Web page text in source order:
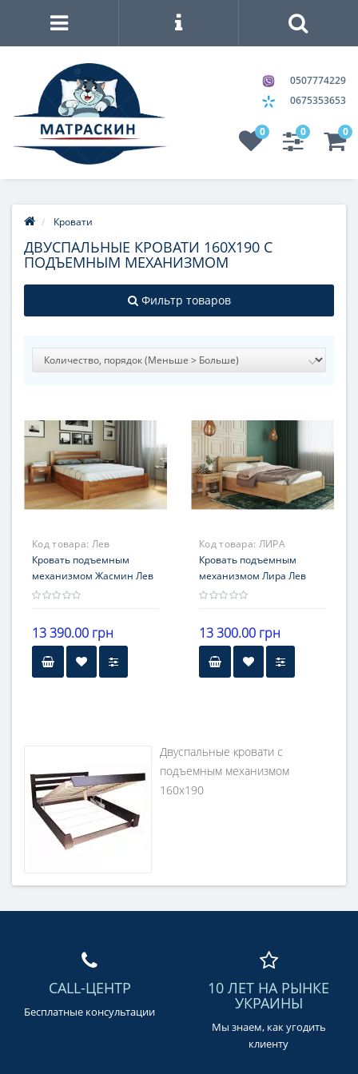
0507774229
0675353653
0 0 0
Кровати
ДВУСПАЛЬНЫЕ КРОВАТИ 160Х190 С
ПОДЪЕМНЫМ МЕХАНИЗМОМ
Фильтр товаров
Код товара: Лев
Кровать подъемным
механизмом Жасмин Лев
13 390.00 грн
Код товара: ЛИРА
Кровать подъемным
механизмом Лира Лев
13 300.00 грн
Двуспальные кровати с
подъемным механизмом
160х190
CALL-ЦЕНТР
Бесплатные консультации
10 ЛЕТ НА РЫНКЕ
УКРАИНЫ
Мы знаем, как угодить
клиенту